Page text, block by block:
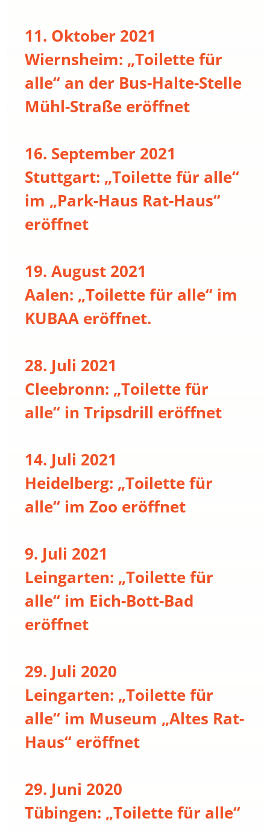
11. Oktober 2021
Wiernsheim: „Toilette für
alle“ an der Bus-Halte-Stelle
Mühl-Straße eröffnet
16. September 2021
Stuttgart: „Toilette für alle“
im „Park-Haus Rat-Haus“
eröffnet
19. August 2021
Aalen: „Toilette für alle“ im
KUBAA eröffnet.
28. Juli 2021
Cleebronn: „Toilette für
alle“ in Tripsdrill eröffnet
14. Juli 2021
Heidelberg: „Toilette für
alle“ im Zoo eröffnet
9. Juli 2021
Leingarten: „Toilette für
alle“ im Eich-Bott-Bad
eröffnet
29. Juli 2020
Leingarten: „Toilette für
alle“ im Museum „Altes Rat-
Haus“ eröffnet
29. Juni 2020
Tübingen: „Toilette für alle“